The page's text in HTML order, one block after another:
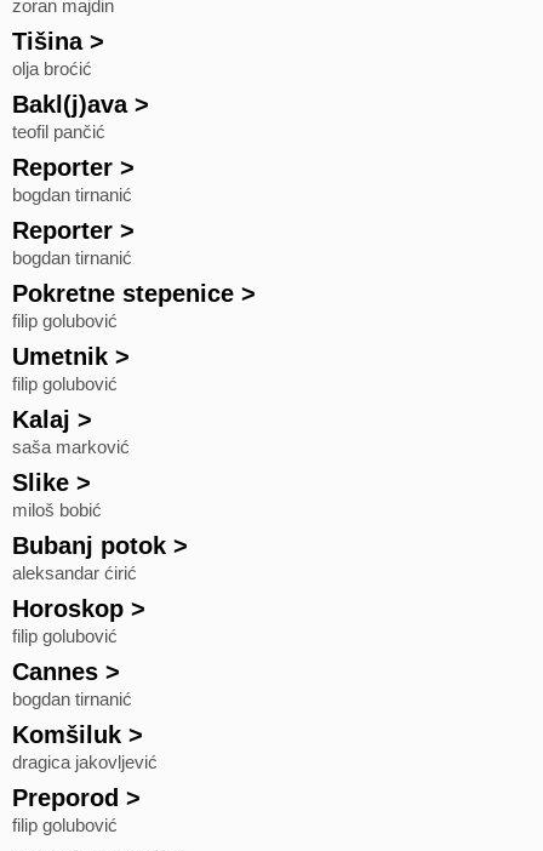
zoran majdin
Tišina>
olja broćić
Bakl(j)ava>
teofil pančić
Reporter >
bogdan tirnanić
Reporter >
bogdan tirnanić
Pokretne stepenice >
filip golubović
Umetnik >
filip golubović
Kalaj >
saša marković
Slike >
miloš bobić
Bubanj potok >
aleksandar ćirić
Horoskop >
filip golubović
Cannes >
bogdan tirnanić
Komšiluk >
dragica jakovljević
Preporod >
filip golubović